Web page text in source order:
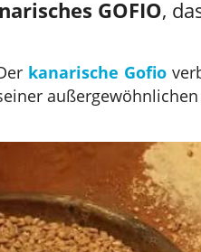
GOFIO,
kanarische Gofio